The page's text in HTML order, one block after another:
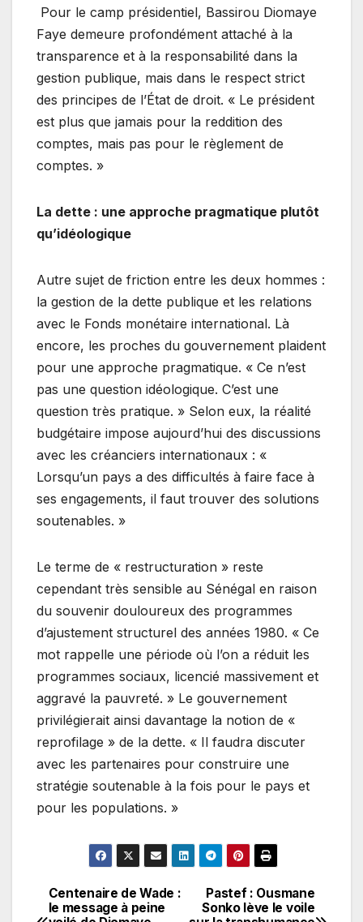
Pour le camp présidentiel, Bassirou Diomaye
Faye demeure profondément attaché à la
transparence et à la responsabilité dans la
gestion publique, mais dans le respect strict
des principes de l’État de droit. « Le président
est plus que jamais pour la reddition des
comptes, mais pas pour le règlement de
comptes. »
La dette : une approche pragmatique plutôt
qu’idéologique
Autre sujet de friction entre les deux hommes :
la gestion de la dette publique et les relations
avec le Fonds monétaire international. Là
encore, les proches du gouvernement plaident
pour une approche pragmatique. « Ce n’est
pas une question idéologique. C’est une
question très pratique. » Selon eux, la réalité
budgétaire impose aujourd’hui des discussions
avec les créanciers internationaux : «
Lorsqu’un pays a des difficultés à faire face à
ses engagements, il faut trouver des solutions
soutenables. »
Le terme de « restructuration » reste
cependant très sensible au Sénégal en raison
du souvenir douloureux des programmes
d’ajustement structurel des années 1980. « Ce
mot rappelle une période où l’on a réduit les
programmes sociaux, licencié massivement et
aggravé la pauvreté. » Le gouvernement
privilégierait ainsi davantage la notion de «
reprofilage » de la dette. « Il faudra discuter
avec les partenaires pour construire une
stratégie soutenable à la fois pour le pays et
pour les populations. »
Navigation
Pastef : Ousmane
Sonko lève le voile
Centenaire de Wade :
le message à peine